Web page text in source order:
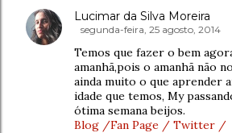
Lucimar da Silva Moreira
segunda-feira, 25 agosto, 2014
Temos que fazer o bem
amanhã,pois o amanhã não
ainda muito o que aprender
idade que temos, My
ótima semana beijos.
Blog /Fan Page / Twitter /